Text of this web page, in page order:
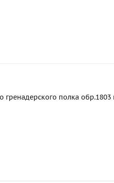
гренадерского полка обр.1803